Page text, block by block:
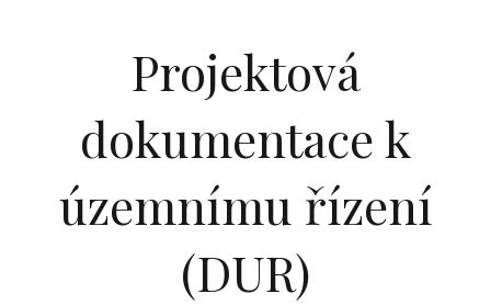
Projektová
dokumentace k
územnímu řízení
(DUR)